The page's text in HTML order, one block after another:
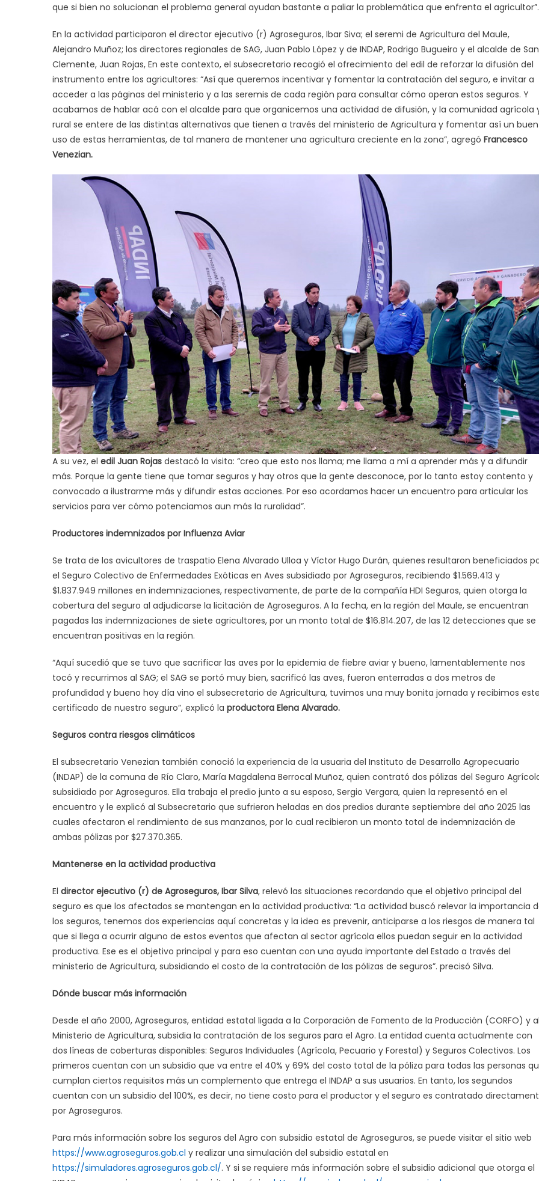
que si bien no solucionan el problema general ayudan bastante a paliar la problemática que enfrenta el agricultor”.
En la actividad participaron el director ejecutivo (r) Agroseguros, Ibar Siva; el seremi de Agricultura del Maule,
Alejandro Muñoz; los directores regionales de SAG, Juan Pablo López y de INDAP, Rodrigo Bugueiro y el alcalde de San
Clemente, Juan Rojas, En este contexto, el subsecretario recogió el ofrecimiento del edil de reforzar la difusión del
instrumento entre los agricultores: “Así que queremos incentivar y fomentar la contratación del seguro, e invitar a
acceder a las páginas del ministerio y a las seremis de cada región para consultar cómo operan estos seguros. Y
acabamos de hablar acá con el alcalde para que organicemos una actividad de difusión, y la comunidad agrícola
rural se entere de las distintas alternativas que tienen a través del ministerio de Agricultura y fomentar así un buen
uso de estas herramientas, de tal manera de mantener una agricultura creciente en la zona”, agregó Francesco
Venezian.
A su vez, el edil Juan Rojas destacó la visita: “creo que esto nos llama; me llama a mí a aprender más y a difundir
más. Porque la gente tiene que tomar seguros y hay otros que la gente desconoce, por lo tanto estoy contento y
convocado a ilustrarme más y difundir estas acciones. Por eso acordamos hacer un encuentro para articular los
servicios para ver cómo potenciamos aun más la ruralidad”.
Productores indemnizados por Influenza Aviar
Se trata de los avicultores de traspatio Elena Alvarado Ulloa y Víctor Hugo Durán, quienes resultaron beneficiados
el Seguro Colectivo de Enfermedades Exóticas en Aves subsidiado por Agroseguros, recibiendo $1.569.413 y
$1.837.949 millones en indemnizaciones, respectivamente, de parte de la compañía HDI Seguros, quien otorga la
cobertura del seguro al adjudicarse la licitación de Agroseguros. A la fecha, en la región del Maule, se encuentran
pagadas las indemnizaciones de siete agricultores, por un monto total de $16.814.207, de las 12 detecciones que se
encuentran positivas en la región.
“Aquí sucedió que se tuvo que sacrificar las aves por la epidemia de fiebre aviar y bueno, lamentablemente nos
tocó y recurrimos al SAG; el SAG se portó muy bien, sacrificó las aves, fueron enterradas a dos metros de
profundidad y bueno hoy día vino el subsecretario de Agricultura, tuvimos una muy bonita jornada y recibimos
certificado de nuestro seguro”, explicó la productora Elena Alvarado.
Seguros contra riesgos climáticos
El subsecretario Venezian también conoció la experiencia de la usuaria del Instituto de Desarrollo Agropecuario
(INDAP) de la comuna de Río Claro, María Magdalena Berrocal Muñoz, quien contrató dos pólizas del Seguro
subsidiado por Agroseguros. Ella trabaja el predio junto a su esposo, Sergio Vergara, quien la representó en el
encuentro y le explicó al Subsecretario que sufrieron heladas en dos predios durante septiembre del año 2025 las
cuales afectaron el rendimiento de sus manzanos, por lo cual recibieron un monto total de indemnización de
ambas pólizas por $27.370.365.
Mantenerse en la actividad productiva
El director ejecutivo (r) de Agroseguros, Ibar Silva, relevó las situaciones recordando que el objetivo principal del
seguro es que los afectados se mantengan en la actividad productiva: “La actividad buscó relevar la importancia
los seguros, tenemos dos experiencias aquí concretas y la idea es prevenir, anticiparse a los riesgos de manera tal
que si llega a ocurrir alguno de estos eventos que afectan al sector agrícola ellos puedan seguir en la actividad
productiva. Ese es el objetivo principal y para eso cuentan con una ayuda importante del Estado a través del
ministerio de Agricultura, subsidiando el costo de la contratación de las pólizas de seguros”. precisó Silva.
Dónde buscar más información
Desde el año 2000, Agroseguros, entidad estatal ligada a la Corporación de Fomento de la Producción (CORFO) y
Ministerio de Agricultura, subsidia la contratación de los seguros para el Agro. La entidad cuenta actualmente con
dos líneas de coberturas disponibles: Seguros Individuales (Agrícola, Pecuario y Forestal) y Seguros Colectivos. Los
primeros cuentan con un subsidio que va entre el 40% y 69% del costo total de la póliza para todas las personas
cumplan ciertos requisitos más un complemento que entrega el INDAP a sus usuarios. En tanto, los segundos
cuentan con un subsidio del 100%, es decir, no tiene costo para el productor y el seguro es contratado
por Agroseguros.
Para más información sobre los seguros del Agro con subsidio estatal de Agroseguros, se puede visitar el sitio web
https://www.agroseguros.gob.cl y realizar una simulación del subsidio estatal en
https://simuladores.agroseguros.gob.cl/. Y si se requiere más información sobre el subsidio adicional que otorga el